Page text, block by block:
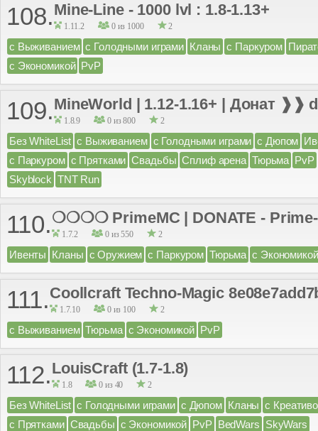
108.Mine-Line - 1000 lvl : 1.8-1.13+
1.11.2 0 из 1000 2
с Выживанием с Голодными играми Кланы с Паркуром
с Экономикой PvP
109.MineWorld | 1.12-1.16+ | Донат ❱❱
1.8.9 0 из 800 2
Без WhiteList с Выживанием с Голодными играми с Дюпом
с Паркуром с Прятками Свадьбы Сплиф арена Тюрьма PvP
Skyblock TNT Run
110.❍❍❍❍ PrimeMC | DONATE -
1.7.2 0 из 550 2
Ивенты Кланы с Оружием с Паркуром Тюрьма с Экономикой
111.Coollcraft Techno-Magic
1.7.10 0 из 100 2
с Выживанием Тюрьма с Экономикой PvP
112.LouisCraft (1.7-1.8)
1.8 0 из 40 2
Без WhiteList с Голодными играми с Дюпом Кланы с
с Прятками Свадьбы с Экономикой PvP BedWars SkyWars